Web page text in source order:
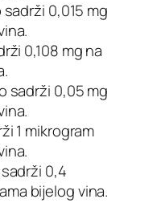
0,015 mg
0,108 mg na
sadrži 0,05 mg
1 mikrogram
0,4
bijelog vina.